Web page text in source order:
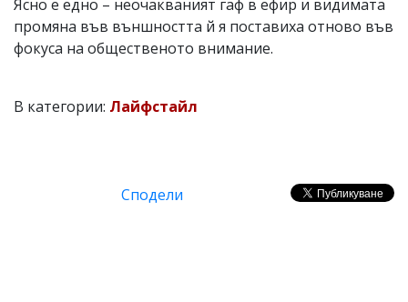
Ясно е едно – неочакваният гаф в ефир и видимата
промяна във външността й я поставиха отново във
фокуса на общественото внимание.
В категории: Лайфстайл
Сподели